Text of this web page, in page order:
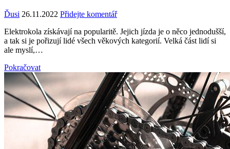
Ďusi 26.11.2022 Přidejte komentář
Elektrokola získávají na popularitě. Jejich jízda je o něco jednodušší,
a tak si je pořizují lidé všech věkových kategorií. Velká část lidí si
ale myslí,…
Pokračovat